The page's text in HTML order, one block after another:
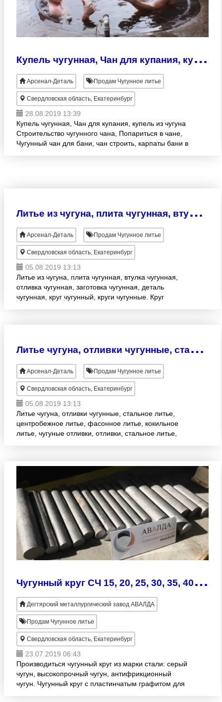
К
упель чугунная, Чан для купания, купель из чугуна
Арсенал-Деталь Продам Чугунное литье
Свердловская область, Екатеринбург
28.08.2019 13:39
Купель чугунная, Чан для купания, купель из чугуна
Строительство чугунного чана, Попариться в чане,
Чугунный чан для бани, чан строить, карпаты бани в
Л
итье из чугуна, плита чугунная, втулка чугунная, отливка чугунная
Арсенал-Деталь Продам Чугунное литье
Свердловская область, Екатеринбург
05.08.2019 13:13
Литье из чугуна, плита чугунная, втулка чугунная,
отливка чугунная, заготовка чугунная, деталь
чугунная, круг чугунный, круги чугунные. Круг
Л
итье чугуна, отливки чугунные, стальное литье, центробежное литье, фасонное литье
Арсенал-Деталь Продам Чугунное литье
Свердловская область, Екатеринбург
05.08.2019 13:13
Литье чугуна, отливки чугунные, стальное литье,
центробежное литье, фасонное литье, кокильное
литье, чугуные отливки, отливки, стальное литье,
Ч
угунный круг СЧ 15, 20, 25, 30, 35, 40; ВЧ, АЧС ГОСТ 1412
Дегтярский металлургический завод АВАЛДА
Продам Чугунное литье
Свердловская область, Екатеринбург
23.07.2019 06:43
Производиться чугунный круг из марки стали: серый
чугун, высокопрочный чугун, антифрикционный
чугун. Чугунный круг с пластинчатым графитом для